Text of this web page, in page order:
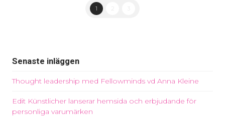
1 2 3
Senaste inläggen
Thought leadership med Fellowminds vd Anna Kleine
Edit Künstlicher lanserar hemsida och erbjudande för
personliga varumärken